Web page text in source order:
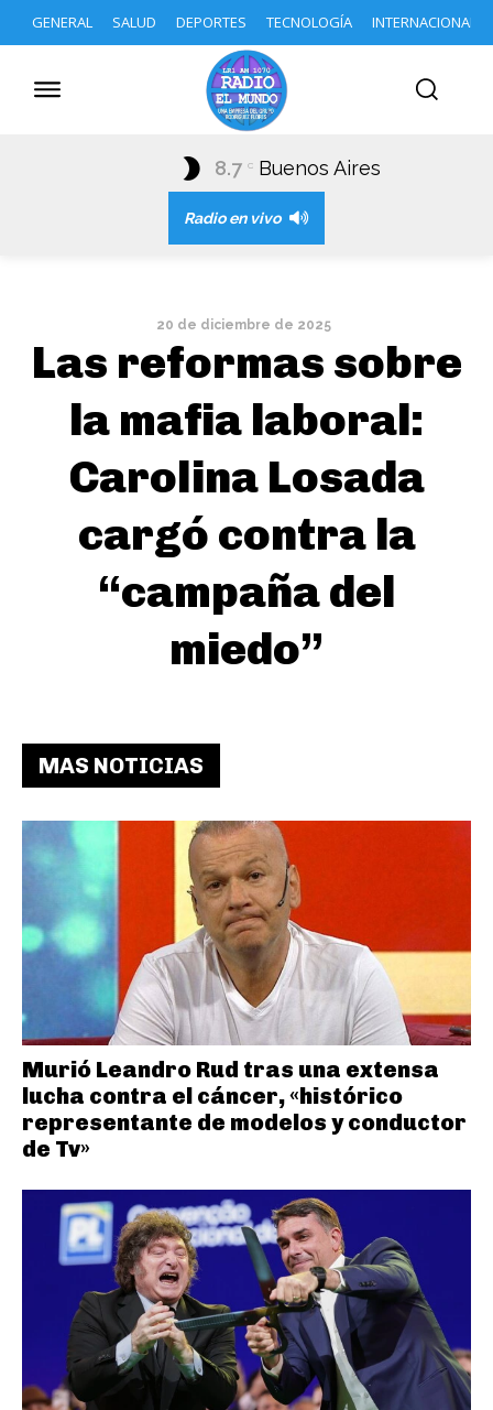
GENERAL SALUD DEPORTES TECNOLOGÍA INTERNACIONAL
8.7 C Buenos Aires
Radio en vivo
20 de diciembre de 2025
Las reformas sobre
la mafia laboral:
Carolina Losada
cargó contra la
“campaña del
miedo”
MAS NOTICIAS
Murió Leandro Rud tras una extensa
lucha contra el cáncer, «histórico
representante de modelos y conductor
de Tv»